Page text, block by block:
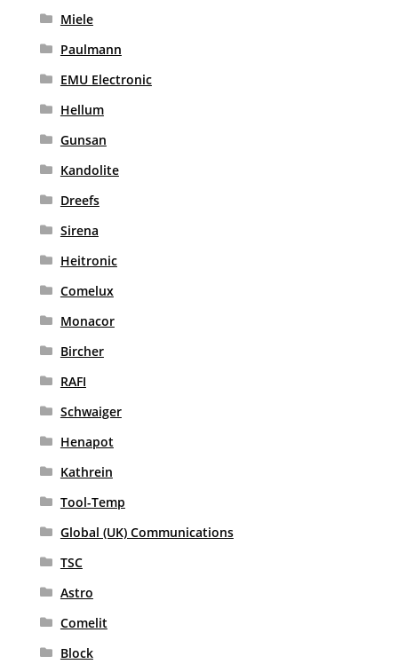
Miele
Paulmann
EMU Electronic
Hellum
Gunsan
Kandolite
Dreefs
Sirena
Heitronic
Comelux
Monacor
Bircher
RAFI
Schwaiger
Henapot
Kathrein
Tool-Temp
Global (UK) Communications
TSC
Astro
Comelit
Block